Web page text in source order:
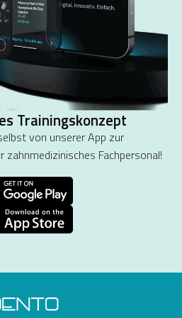
Trainingskonzept
von unserer App zur
Fachpersonal!